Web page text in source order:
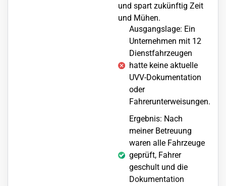
und spart zukünftig Zeit
und Mühen.
Ausgangslage: Ein
Unternehmen mit 12
Dienstfahrzeugen
hatte keine aktuelle
UVV-Dokumentation
oder
Fahrerunterweisungen.
Ergebnis: Nach
meiner Betreuung
waren alle Fahrzeuge
geprüft, Fahrer
geschult und die
Dokumentation